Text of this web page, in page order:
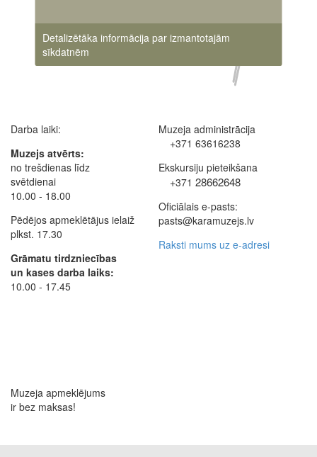
Darba laiki:
Muzejs atvērts:
no trešdienas līdz
svētdienai
10.00 - 18.00
Pēdējos apmeklētājus ielaiž
plkst. 17.30
Grāmatu tirdzniecības
un kases darba laiks:
10.00 - 17.45
Muzeja administrācija
+371 63616238
Ekskursiju pieteikšana
+371 28662648
Oficiālais e-pasts:
pasts@karamuzejs.lv
Raksti mums uz e-adresi
Muzeja apmeklējums
ir bez maksas!
Detalizētāka informācija par izmantotajām
sīkdatnēm